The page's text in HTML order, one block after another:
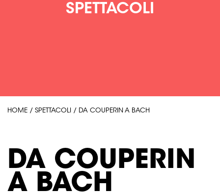
SPETTACOLI
HOME / SPETTACOLI / DA COUPERIN A BACH
DA COUPERIN
A BACH